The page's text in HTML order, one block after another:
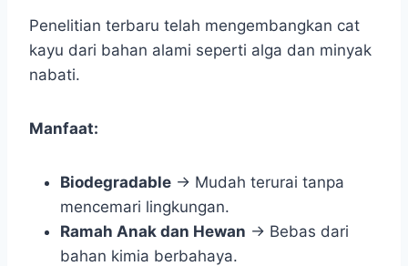
Penelitian terbaru telah mengembangkan cat
kayu dari bahan alami seperti alga dan minyak
nabati.
Manfaat:
Biodegradable → Mudah terurai tanpa
mencemari lingkungan.
Ramah Anak dan Hewan → Bebas dari
bahan kimia berbahaya.